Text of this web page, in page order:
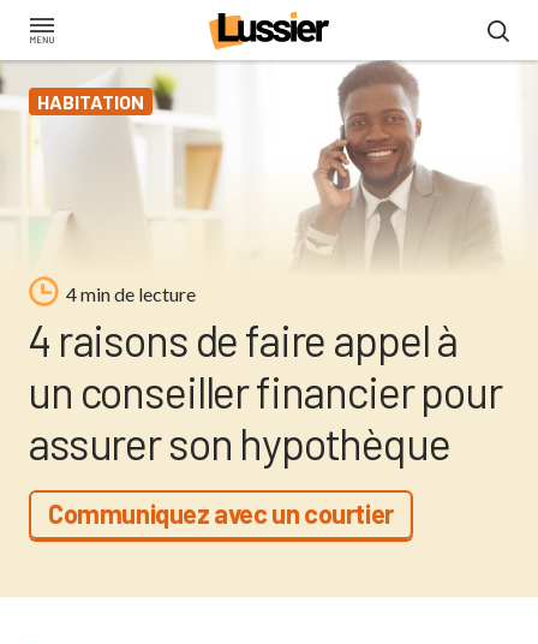
Aller
contenu
principalHABITATION
4 min de lecture
4 raisons de faire appel à
un conseiller financier pour
assurer son hypothèque
Communiquez avec un courtier